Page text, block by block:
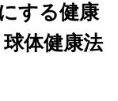
する健康
体健康法